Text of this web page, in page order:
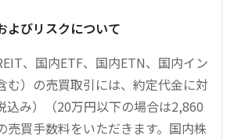
よびリスクについて
、国内ETF、国内ETN、国内イン
む）の売買取引には、約定代金に対
込み）（20万円以下の場合は2,860
売買手数料をいただきます。国内株